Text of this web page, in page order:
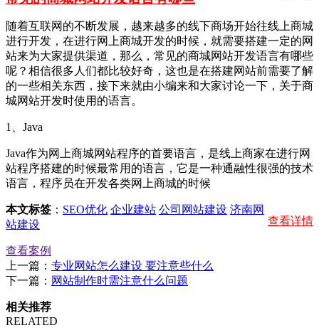
随着互联网的不断发展，越来越多的线下商场开始往线上商城
进行开发，在进行网上商城开发的时候，就需要搭建一定的网
站来为大家提供渠道，那么，常见的商城网站开发语言有哪些
呢？相信很多人们都比较好奇，这也是在搭建网站前需要了解
的一些相关东西，接下来就由小编来和大家讨论一下，关于商
城网站开发时使用的语言。
1、Java
Java作为网上商城网站程序的首要语言，是线上商家在进行网
站程序搭建的时候最常用的语言，它是一种通融性很强的技术
语言，程序员在开发各类网上商城的时候
查看详情
本文标签 ： SEO优化 企业建站 公司网站建设 济南网
站建设
查看案例
上一篇： 专业网站怎么建设 要注意些什么
下一篇： 网站制作时需注意什么问题
相关推荐
RELATED